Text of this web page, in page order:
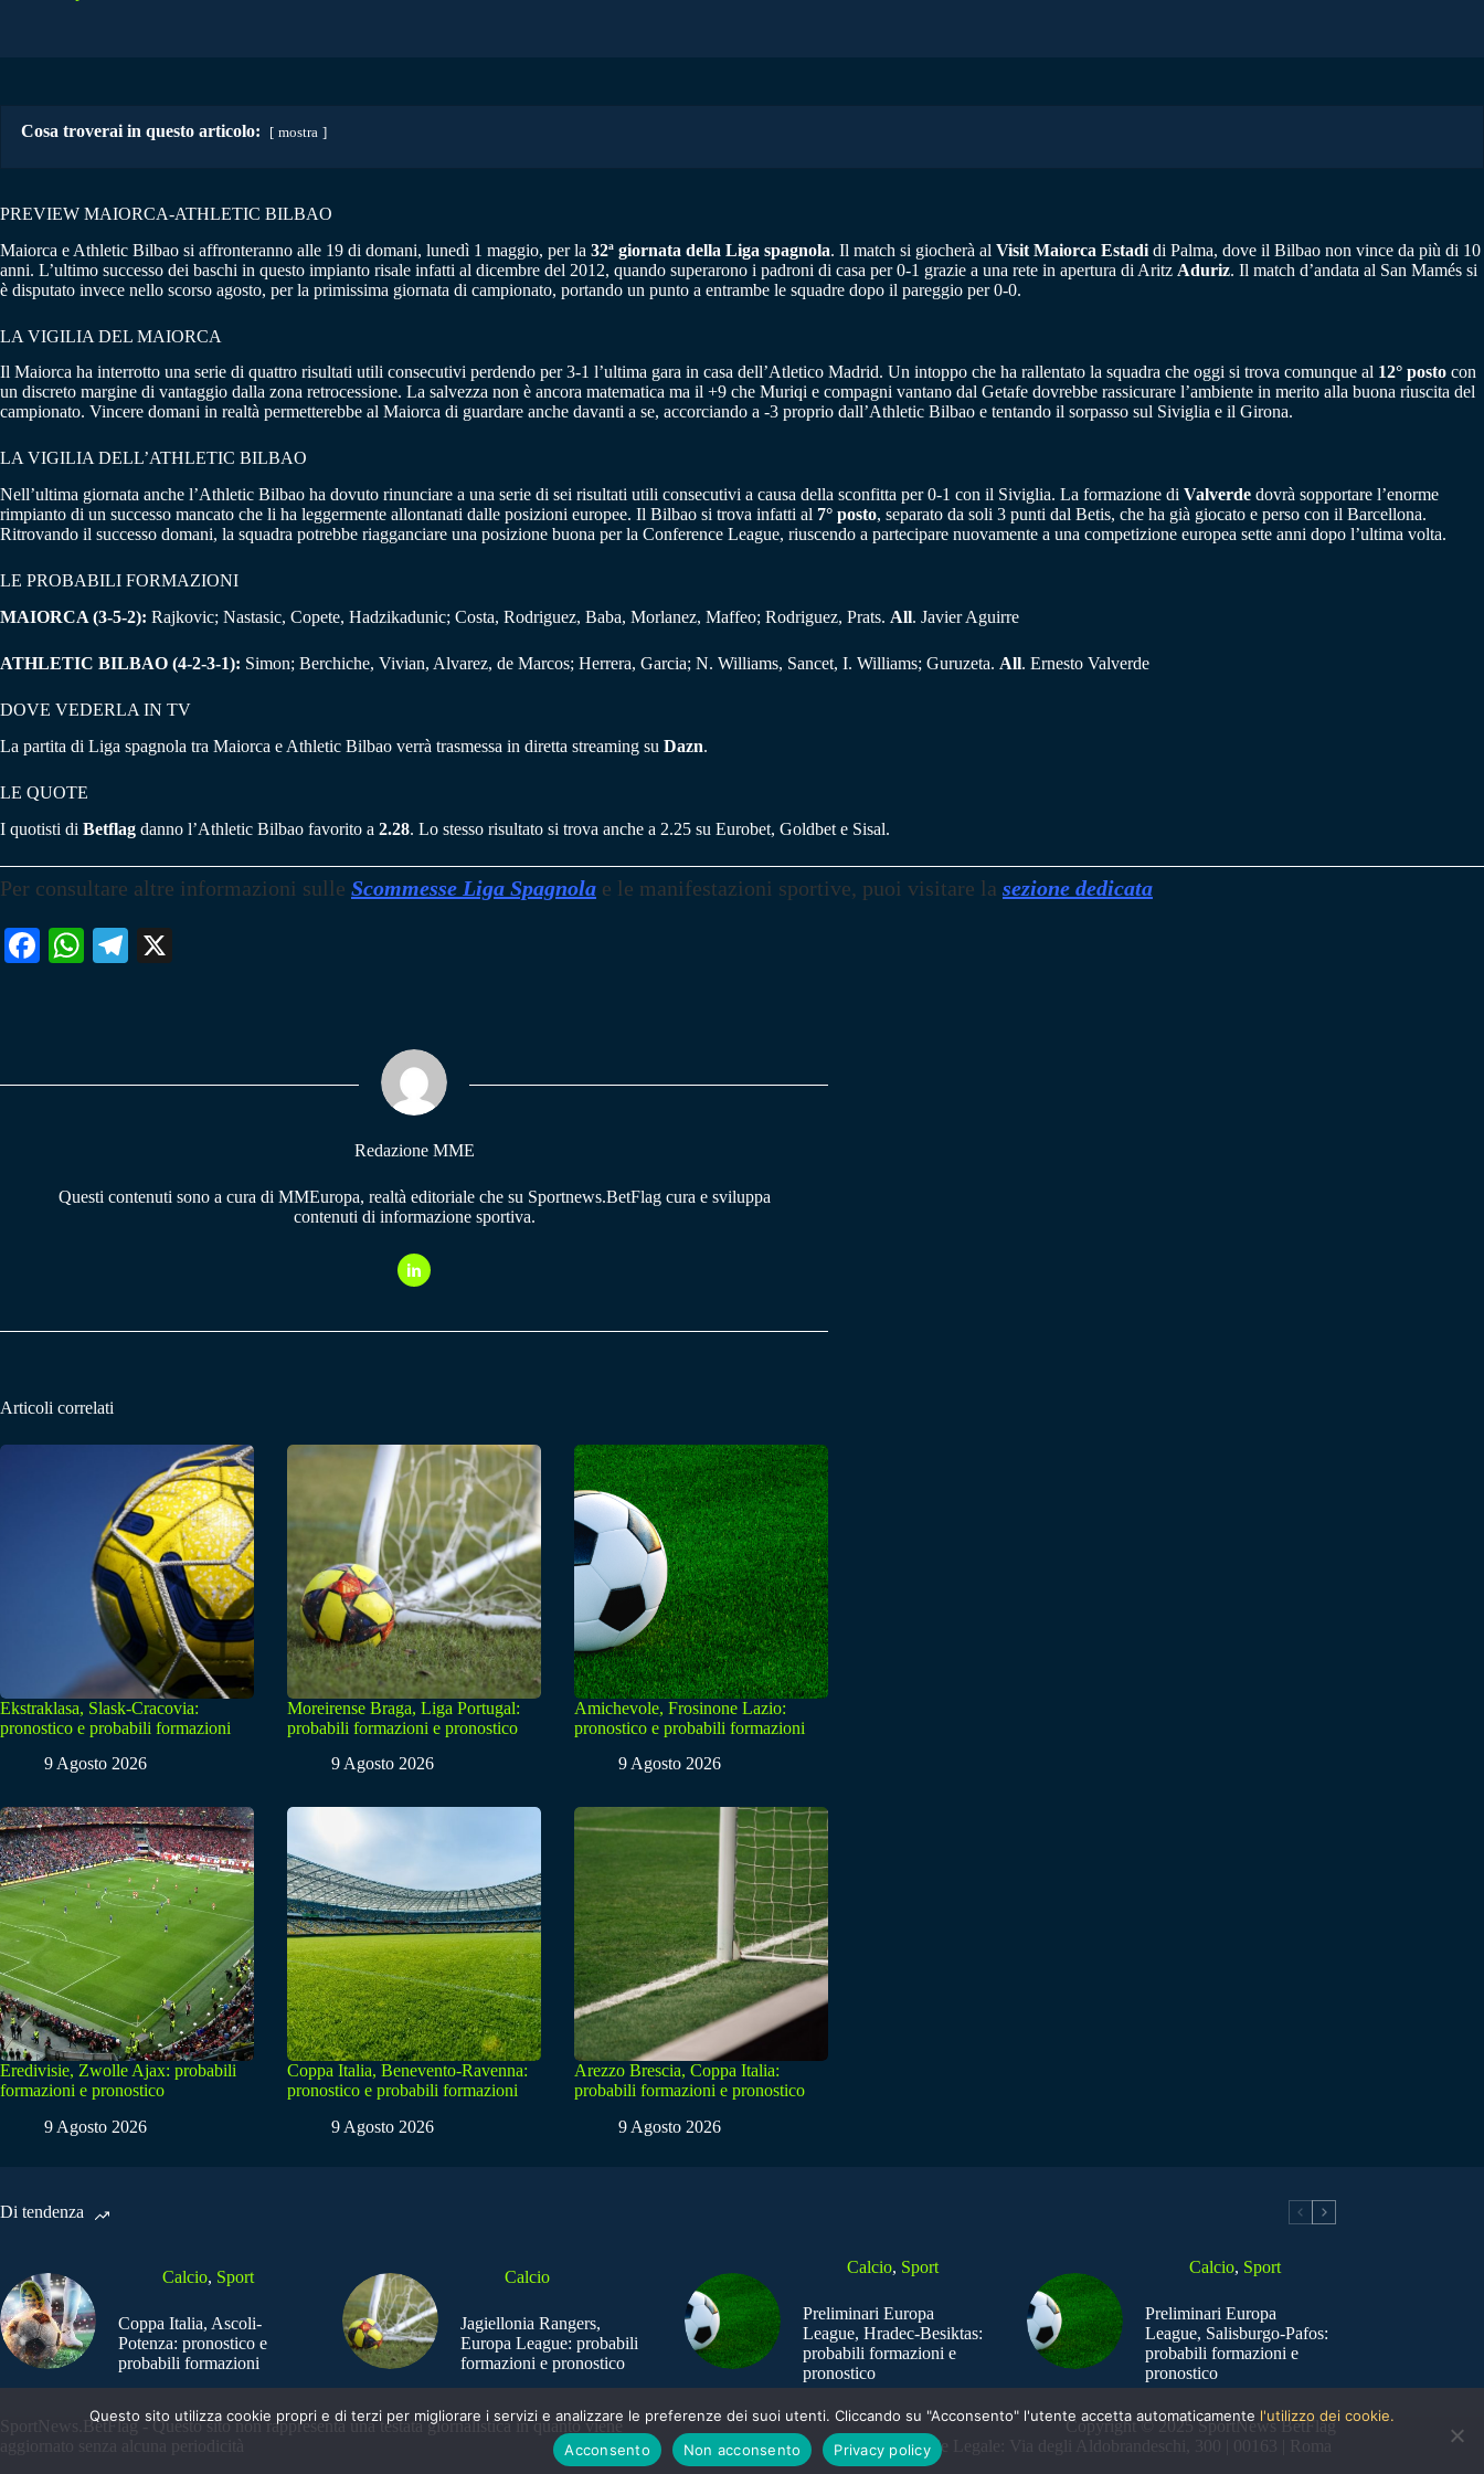
Cosa troverai in questo articolo: mostra
PREVIEW MAIORCA-ATHLETIC BILBAO
Maiorca e Athletic Bilbao si affronteranno alle 19 di domani, lunedì 1 maggio, per la 32ª giornata della Liga spagnola. Il match si giocherà al Visit Maiorca Estadi di Palma, dove il Bilbao non vince da più di 10
anni. L’ultimo successo dei baschi in questo impianto risale infatti al dicembre del 2012, quando superarono i padroni di casa per 0-1 grazie a una rete in apertura di Aritz Aduriz. Il match d’andata al San Mamés si
è disputato invece nello scorso agosto, per la primissima giornata di campionato, portando un punto a entrambe le squadre dopo il pareggio per 0-0.
LA VIGILIA DEL MAIORCA
Il Maiorca ha interrotto una serie di quattro risultati utili consecutivi perdendo per 3-1 l’ultima gara in casa dell’Atletico Madrid. Un intoppo che ha rallentato la squadra che oggi si trova comunque al 12° posto con
un discreto margine di vantaggio dalla zona retrocessione. La salvezza non è ancora matematica ma il +9 che Muriqi e compagni vantano dal Getafe dovrebbe rassicurare l’ambiente in merito alla buona riuscita del
campionato. Vincere domani in realtà permetterebbe al Maiorca di guardare anche davanti a se, accorciando a -3 proprio dall’Athletic Bilbao e tentando il sorpasso sul Siviglia e il Girona.
LA VIGILIA DELL’ATHLETIC BILBAO
Nell’ultima giornata anche l’Athletic Bilbao ha dovuto rinunciare a una serie di sei risultati utili consecutivi a causa della sconfitta per 0-1 con il Siviglia. La formazione di Valverde dovrà sopportare l’enorme
rimpianto di un successo mancato che li ha leggermente allontanati dalle posizioni europee. Il Bilbao si trova infatti al 7° posto, separato da soli 3 punti dal Betis, che ha già giocato e perso con il Barcellona.
Ritrovando il successo domani, la squadra potrebbe riagganciare una posizione buona per la Conference League, riuscendo a partecipare nuovamente a una competizione europea sette anni dopo l’ultima volta.
LE PROBABILI FORMAZIONI
MAIORCA (3-5-2): Rajkovic; Nastasic, Copete, Hadzikadunic; Costa, Rodriguez, Baba, Morlanez, Maffeo; Rodriguez, Prats. All. Javier Aguirre
ATHLETIC BILBAO (4-2-3-1): Simon; Berchiche, Vivian, Alvarez, de Marcos; Herrera, Garcia; N. Williams, Sancet, I. Williams; Guruzeta. All. Ernesto Valverde
DOVE VEDERLA IN TV
La partita di Liga spagnola tra Maiorca e Athletic Bilbao verrà trasmessa in diretta streaming su Dazn.
LE QUOTE
I quotisti di Betflag danno l’Athletic Bilbao favorito a 2.28. Lo stesso risultato si trova anche a 2.25 su Eurobet, Goldbet e Sisal.
Per consultare altre informazioni sulle Scommesse Liga Spagnola e le manifestazioni sportive, puoi visitare la sezione dedicata
Fa W
pp
Te
m
Redazione MME
Questi contenuti sono a cura di MMEuropa, realtà editoriale che su Sportnews.BetFlag cura e sviluppa
contenuti di informazione sportiva.
Articoli correlati
Ekstraklasa, Slask-Cracovia:
pronostico e probabili formazioni
9 Agosto 2026
Moreirense Braga, Liga Portugal:
probabili formazioni e pronostico
9 Agosto 2026
Amichevole, Frosinone Lazio:
pronostico e probabili formazioni
9 Agosto 2026
Eredivisie, Zwolle Ajax: probabili
formazioni e pronostico
9 Agosto 2026
Coppa Italia, Benevento-Ravenna:
pronostico e probabili formazioni
9 Agosto 2026
Arezzo Brescia, Coppa Italia:
probabili formazioni e pronostico
9 Agosto 2026
Di tendenza
Calcio, Sport
Coppa Italia, Ascoli-
Potenza: pronostico e
probabili formazioni
Calcio
Jagiellonia Rangers,
Europa League: probabili
formazioni e pronostico
Calcio, Sport
Preliminari Europa
League, Hradec-Besiktas:
probabili formazioni e
pronostico
Calcio, Sport
Preliminari Europa
League, Salisburgo-Pafos:
probabili formazioni e
pronostico
SportNews.BetFlag - Questo sito non rappresenta una testata giornalistica in quanto viene
aggiornato senza alcuna periodicità
Copyright © 2025 SportNews BetFlag
Sede Legale: Via degli Aldobrandeschi, 300 | 00163 | Roma
Questo sito utilizza cookie propri e di terzi per migliorare i servizi e analizzare le preferenze dei suoi utenti. Cliccando su "Acconsento" l'utente accetta automaticamente l'utilizzo dei cookie.
Acconsento
Non acconsento Privacy policy